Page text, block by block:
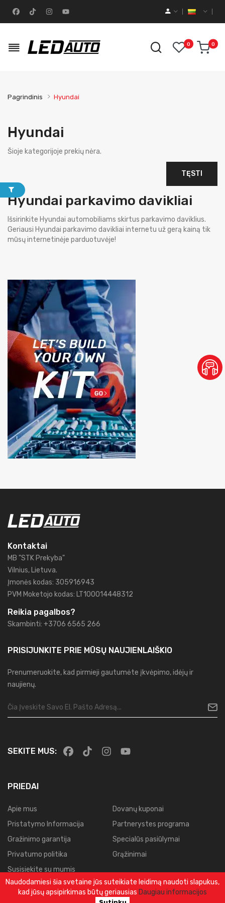
0 0
Pagrindinis Hyundai
Hyundai
Šioje kategorijoje prekių nėra.
TĘSTI
Hyundai parkavimo davikliai
Išsirinkite Hyundai automobiliams skirtus parkavimo daviklius.
Geriausi Hyundai parkavimo davikliai internetu už gerą kainą tik
mūsų internetinėje parduotuvėje!
Naudodamiesi šia svetaine jūs suteikiate leidimą naudoti slapukus,
kad jūsų apsipirkimas būtų geriausias Daugiau informacijos
Kontaktai
MB "STK Prekyba"
Vilnius, Lietuva.
Įmonės kodas: 305916943
PVM Moketojo kodas: LT100014448312
Reikia pagalbos?
Skambinti: +3706 6565 266
PRISIJUNKITE PRIE MŪSŲ NAUJIENLAIŠKIO
Prenumeruokite, kad pirmieji gautumėte įkvėpimo, idėjų ir
naujienų.
SEKITE MUS:
PRIEDAI
Apie mus
Pristatymo Informacija
Gražinimo garantija
Privatumo politika
Susisiekite su mumis
Svetainės planas
Dovanų kuponai
Partnerystes programa
Specialūs pasiūlymai
Grąžinimai